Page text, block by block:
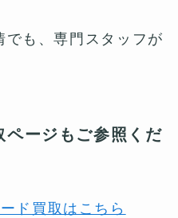
でも、専門スタッフが
ページもご参照くだ
ド買取はこちら